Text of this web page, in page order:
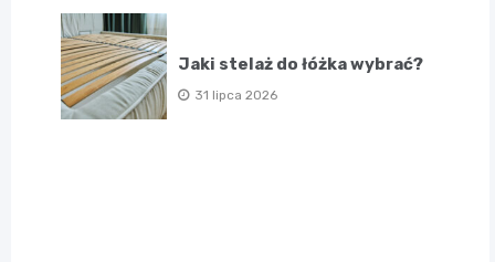
Jaki stelaż do łóżka wybrać?
31 lipca 2026